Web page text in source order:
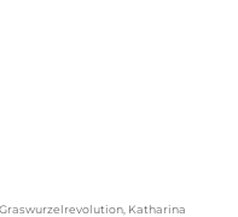
Graswurzelrevolution Katharina